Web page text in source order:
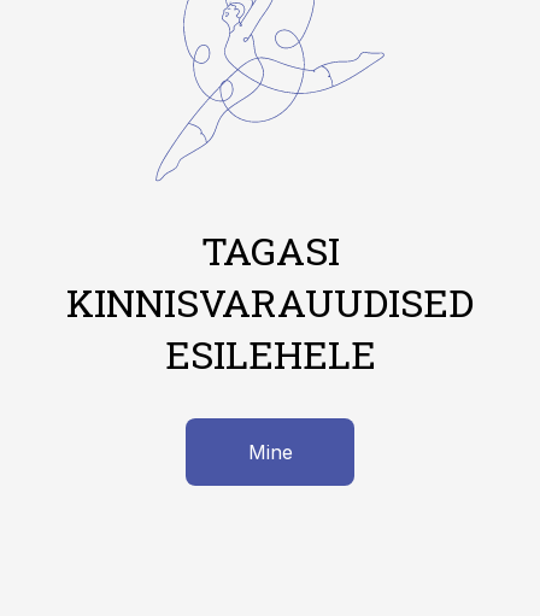
TAGASI
KINNISVARAUUDISED
ESILEHELE
Mine